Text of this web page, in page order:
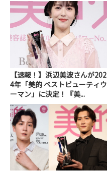
【速報！】浜辺美波さんが202
4年「美的 ベストビューティウ
ーマン」に決定！『美...